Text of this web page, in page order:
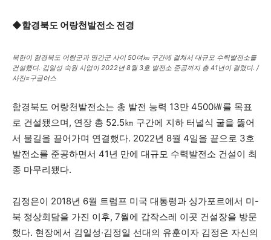
◆함경북도 어랑천발전소 전경
북한이 함경북도 어랑군과 명간군 사이 50여㎞ 구간에 걸쳐서 대규모 수력발전소를
건설했다. 김일성 숙원 사업이 2022년 8월 3호 발전소 준공까지 총 41년이 걸렸다. /
사진=구글어스
함경북도 어랑천발전소는 총 발전 능력 13만 4500㎾를 목표
로 건설됐으며, 연장 총 52.5㎞ 구간에 지하 터널식 굴을 뚫어
서 물길을 끌어가며 연결했다. 2022년 8월 4일을 끝으로 3호
발전소를 준공하면서 41년 만에 대규모 수력발전소 건설이 최
종 마무리됐다.
김정은이 2018년 6월 트럼프 미국 대통령과 싱가포르에서 미-
북 정상회담을 가진 이후, 7월에 갑작스레 이곳 건설장을 방문
했다. 현장에서 김일성·김정일 선대의 유훈이자 김정은 자신의